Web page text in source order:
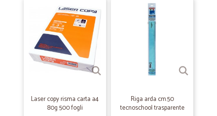
prodotti freschi esempio l'affettato
prodotti freschi esempio l'affettato, suddiviso in porzioni da 100g.
tutto sottovuoto, consegna nei tempi stabiliti, tutto ok..
—Antonella B.
Laser copy risma carta a4
80g 500 fogli
Riga arda cm.50
tecnoschool trasparente